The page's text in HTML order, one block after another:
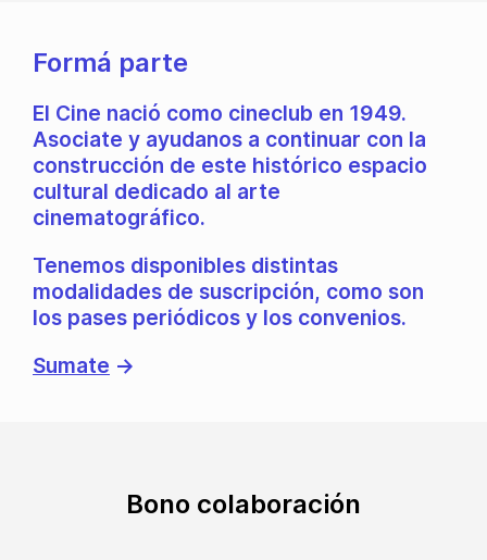
Formá parte
El Cine nació como cineclub en 1949.
Asociate y ayudanos a continuar con la
construcción de este histórico espacio
cultural dedicado al arte
cinematográfico.
Tenemos disponibles distintas
modalidades de suscripción, como son
los pases periódicos y los convenios.
Sumate →
Bono colaboración